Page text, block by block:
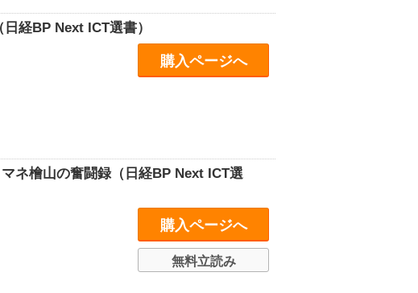
経BP Next ICT選書）
購入ページへ
ネ檜山の奮闘録（日経BP Next ICT選
購入ページへ
無料立読み